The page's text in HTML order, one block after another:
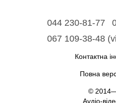
044 230-81-77
067 109-38-48
Контактна
Повна
©
Аудіо-